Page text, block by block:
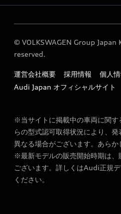
Audi Approved Automobile つ
Audi つくば 運営会社概要
Audi つくば 営業日のご案内
定期点検 / 車検 料金表
各種お問い合わせ
© VOLKSWAGEN Group
reserved.
運営会社概要 採用情報
個人
Audi Japan オフィシャルサイト
※当サイトに掲載中の車両に関
らの型式認可取得状況により、
異なる場合がございます。あらか
※最新モデルの販売開始時期は
ございます。詳しくはAudi正規
ください。